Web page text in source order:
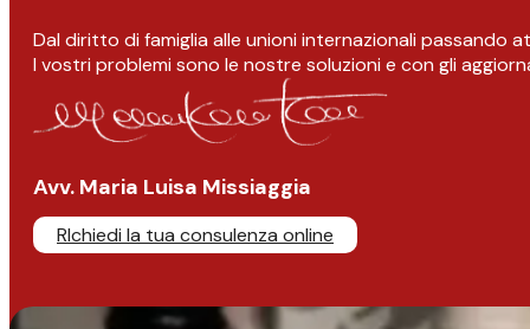
Dal diritto di famiglia alle unioni internazionali passando
I vostri problemi sono le nostre soluzioni e con gli
Avv. Maria Luisa Missiaggia
RIchiedi la tua consulenza online